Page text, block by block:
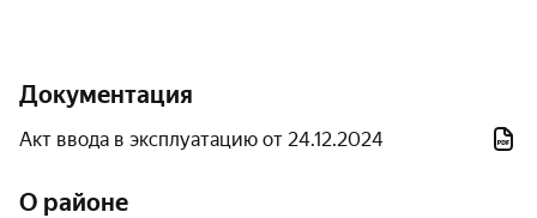
Средняя общеобразовательная школа № 3;
Документация
Акт ввода в эксплуатацию от 24.12.2024
О районе